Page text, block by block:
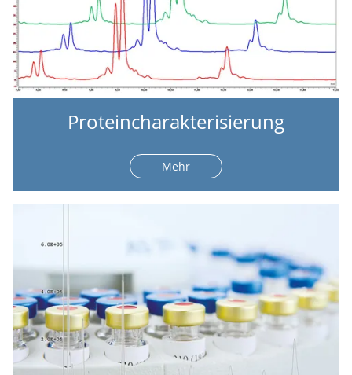
Proteincharakterisierung
Mehr